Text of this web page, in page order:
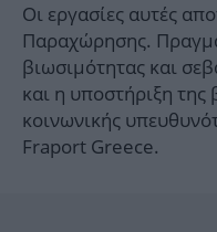
Οι εργασίες αυτές
Παραχώρησης.
βιωσιμότητας και
και η υποστήριξη της
κοινωνικής
Fraport Greece.